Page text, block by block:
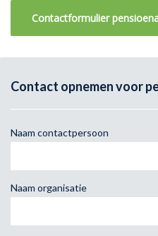
Contactformulier
Contact opnemen voor
Naam contactpersoon
Naam organisatie